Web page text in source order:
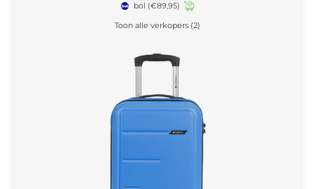
bol (€89,95)
Toon alle verkopers (2)